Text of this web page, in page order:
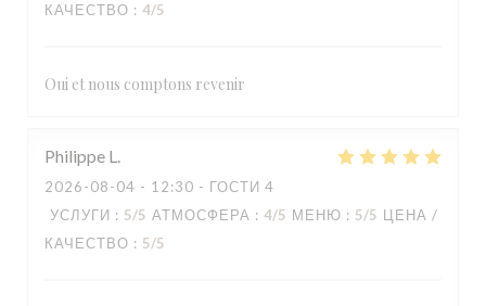
КАЧЕСТВО : 4/5
Oui et nous comptons revenir
Philippe L
2026-08-04 - 12:30 - ГОСТИ 4
УСЛУГИ : 5/5 АТМОСФЕРА : 4/5 МЕНЮ : 5/5 ЦЕНА /
КАЧЕСТВО : 5/5